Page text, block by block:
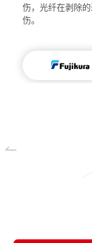
伤，光纤在剥除
伤。